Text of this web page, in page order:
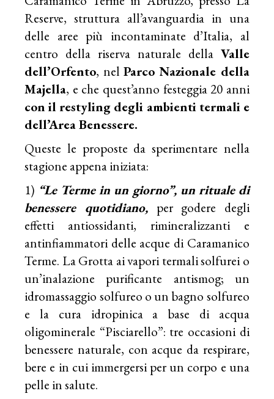
Reserve, struttura all’avanguardia in una
delle aree più incontaminate d’Italia, al
centro della riserva naturale della Valle
dell’Orfento, nel Parco Nazionale della
Majella, e che quest’anno festeggia 20 anni
con il restyling degli ambienti termali e
dell’Area Benessere.
Queste le proposte da sperimentare nella
stagione appena iniziata:
1) “Le Terme in un giorno”, un rituale di
benessere quotidiano, per godere degli
effetti antiossidanti, rimineralizzanti e
antinfiammatori delle acque di Caramanico
Terme. La Grotta ai vapori termali solfurei o
un’inalazione purificante antismog; un
idromassaggio solfureo o un bagno solfureo
e la cura idropinica a base di acqua
oligominerale “Pisciarello”: tre occasioni di
benessere naturale, con acque da respirare,
bere e in cui immergersi per un corpo e una
pelle in salute.